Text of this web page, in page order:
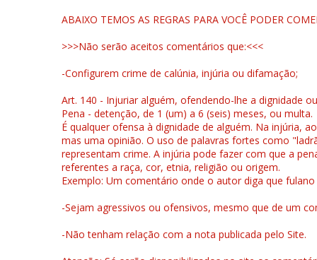
ABAIXO TEMOS AS REGRAS PARA VOCÊ PODER
>>>Não serão aceitos comentários que:<<<
-Configurem crime de calúnia, injúria ou difamação;
Art. 140 - Injuriar alguém, ofendendo-lhe a dignidade
Pena - detenção, de 1 (um) a 6 (seis) meses, ou multa.
É qualquer ofensa à dignidade de alguém. Na injúria,
mas uma opinião. O uso de palavras fortes como
representam crime. A injúria pode fazer com que a
referentes a raça, cor, etnia, religião ou origem.
Exemplo: Um comentário onde o autor diga que
-Sejam agressivos ou ofensivos, mesmo que de um
-Não tenham relação com a nota publicada pelo Site.